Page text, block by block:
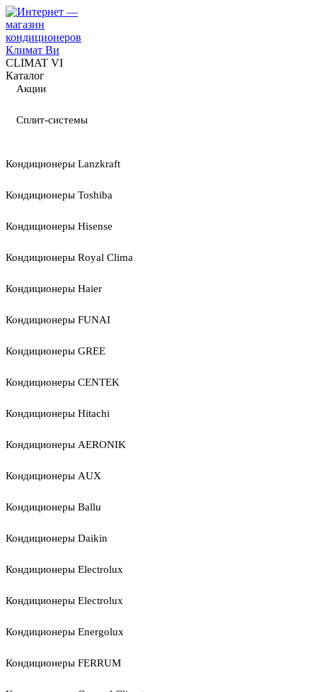
CLIMAT VI
Каталог
Акции
Сплит-системы
Кондиционеры Lanzkraft
Кондиционеры Toshiba
Кондиционеры Hisense
Кондиционеры Royal Clima
Кондиционеры Haier
Кондиционеры FUNAI
Кондиционеры GREE
Кондиционеры CENTEK
Кондиционеры Hitachi
Кондиционеры AERONIK
Кондиционеры AUX
Кондиционеры Ballu
Кондиционеры Daikin
Кондиционеры Electrolux
Кондиционеры Electrolux
Кондиционеры Energolux
Кондиционеры FERRUM